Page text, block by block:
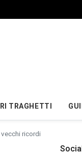
TRAGHETTI
ricordi